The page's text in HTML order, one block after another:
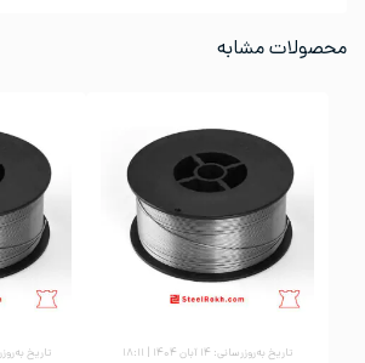
محصولات مشابه
تاریخ به‌روزرسانی: ۱۴ آبان ۱۴۰۴ | ۱۸:۱۱ تاریخ به‌روزرسانی: ۱۴